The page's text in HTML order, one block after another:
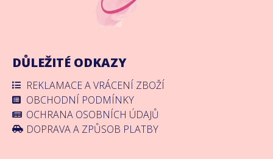
DŮLEŽITÉ ODKAZY
REKLAMACE A VRÁCENÍ ZBOŽÍ
OBCHODNÍ PODMÍNKY
OCHRANA OSOBNÍCH ÚDAJŮ
DOPRAVA A ZPŮSOB PLATBY